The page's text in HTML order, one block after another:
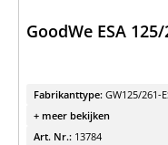
GoodWe ESA 125/
Fabrikanttype: GW125/261-
+ meer bekijken
Art. Nr.: 13784